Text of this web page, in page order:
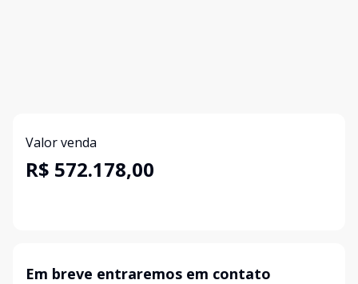
Valor venda
R$ 572.178,00
Em breve entraremos em contato